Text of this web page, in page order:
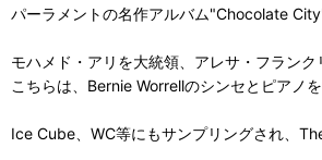
パーラメントの名作アルバム"Chocolate
モハメド・アリを大統領、アレサ・フラン
こちらは、Bernie Worrellのシンセとピアノ
Ice Cube、WC等にもサンプリングされ、